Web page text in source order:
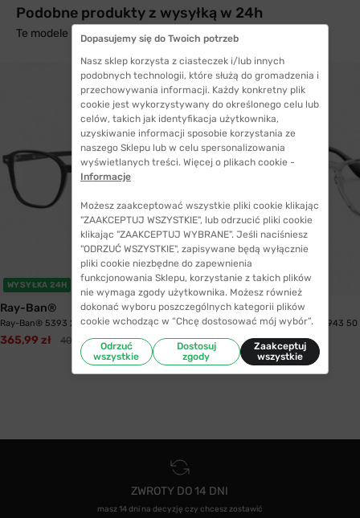
Podobne produkty z wysyłką w 24h
Te modele mogą Cię zainteresować
WYSYŁKA 24H
Ray-Ban®
Ray-Ban® 5393 2000 49 Leonard
365,99 zł 402,99 zł
WYSYŁKA 24H
Ray-Ban®
Ray-Ban® 7074 5943 50
354,99 zł
ZWROTY DO 14 DNI
masz 14 dni na decyzję czy chcesz zostawić
Dopasujemy się do Twoich potrzeb
Nasz sklep korzysta z ciasteczek i/lub innych
podobnych technologii, które służą do gromadzenia i
przechowywania informacji. Każdy konkretny plik
cookie jest wykorzystywany do określonego celu lub
celów, takich jak identyfikacja użytkownika,
uzyskiwanie informacji sposobie korzystania ze
naszego Sklepu lub w celu spersonalizowania
wyświetlanych treści. Więcej o plikach cookie -
Informacje
Możesz zaakceptować wszystkie pliki cookie klikając
"ZAAKCEPTUJ WSZYSTKIE", lub odrzucić pliki cookie
klikając "ZAAKCEPTUJ WYBRANE". Jeśli naciśniesz
"ODRZUĆ WSZYSTKIE", zapisywane będą wyłącznie
pliki cookie niezbędne do zapewnienia
funkcjonowania Sklepu, korzystanie z takich plików
nie wymaga zgody użytkownika. Możesz również
dokonać wyboru poszczególnych kategorii plików
cookie wchodząc w “Chcę dostosować mój wybór”.
Odrzuć
wszystkie
Dostosuj
zgody
Zaakceptuj
wszystkie